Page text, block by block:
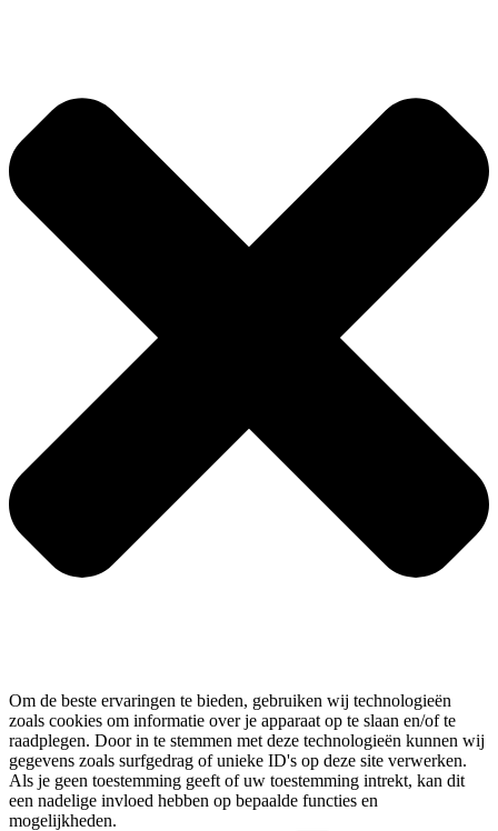
Om de beste ervaringen te bieden, gebruiken wij technologieën
zoals cookies om informatie over je apparaat op te slaan en/of te
raadplegen. Door in te stemmen met deze technologieën kunnen wij
gegevens zoals surfgedrag of unieke ID's op deze site verwerken.
Als je geen toestemming geeft of uw toestemming intrekt, kan dit
een nadelige invloed hebben op bepaalde functies en
mogelijkheden.